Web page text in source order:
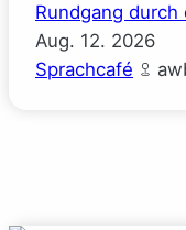
Rundgang
Aug. 12. 2026
Sprachcafé